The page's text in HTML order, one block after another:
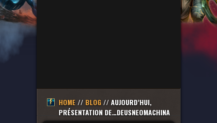
HOME // BLOG// AUJOURD’HUI,
PRÉSENTATION DE…DEUSNEOMACHINA